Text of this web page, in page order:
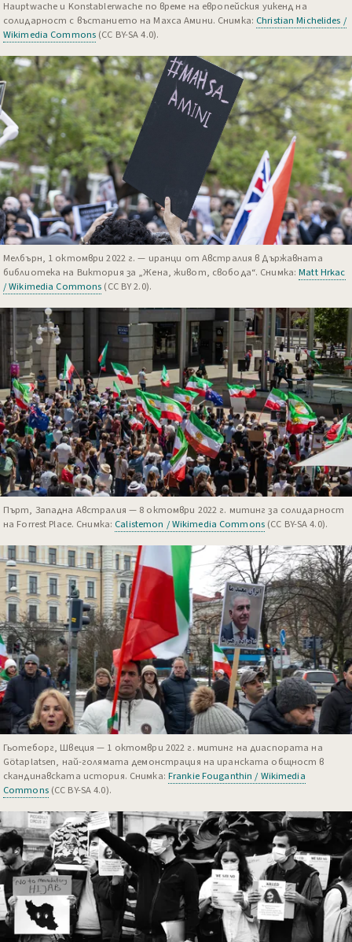
Hauptwache и Konstablerwache по време на европейския уикенд на
солидарност с въстанието на Махса Амини. Снимка: Christian Michelides /
Wikimedia Commons (CC BY-SA 4.0).
Мелбърн, 1 октомври 2022 г. — иранци от Австралия в Държавната
библиотека на Виктория за „Жена, живот, свобода“. Снимка:Matt Hrkac
/ Wikimedia Commons (CC BY 2.0).
Пърт, Западна Австралия — 8 октомври 2022 г. митинг за солидарност
на Forrest Place. Снимка: Calistemon / Wikimedia Commons (CC BY-SA 4.0).
Гьотеборг, Швеция — 1 октомври 2022 г. митинг на диаспората на
Götaplatsen, най-голямата демонстрация на иранската общност в
скандинавската история. Снимка: Frankie Fouganthin / Wikimedia
Commons(CC BY-SA 4.0).